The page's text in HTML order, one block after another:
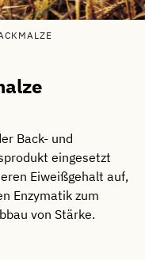
Back- und
eingesetzt
Eiweißgehalt auf,
Enzymatik zum
von Stärke.